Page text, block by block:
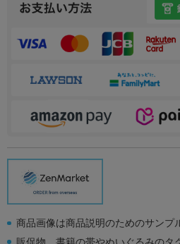
商品画像は商品説明のためのサンプ
販促物、書籍の帯やぬいぐるみのタ